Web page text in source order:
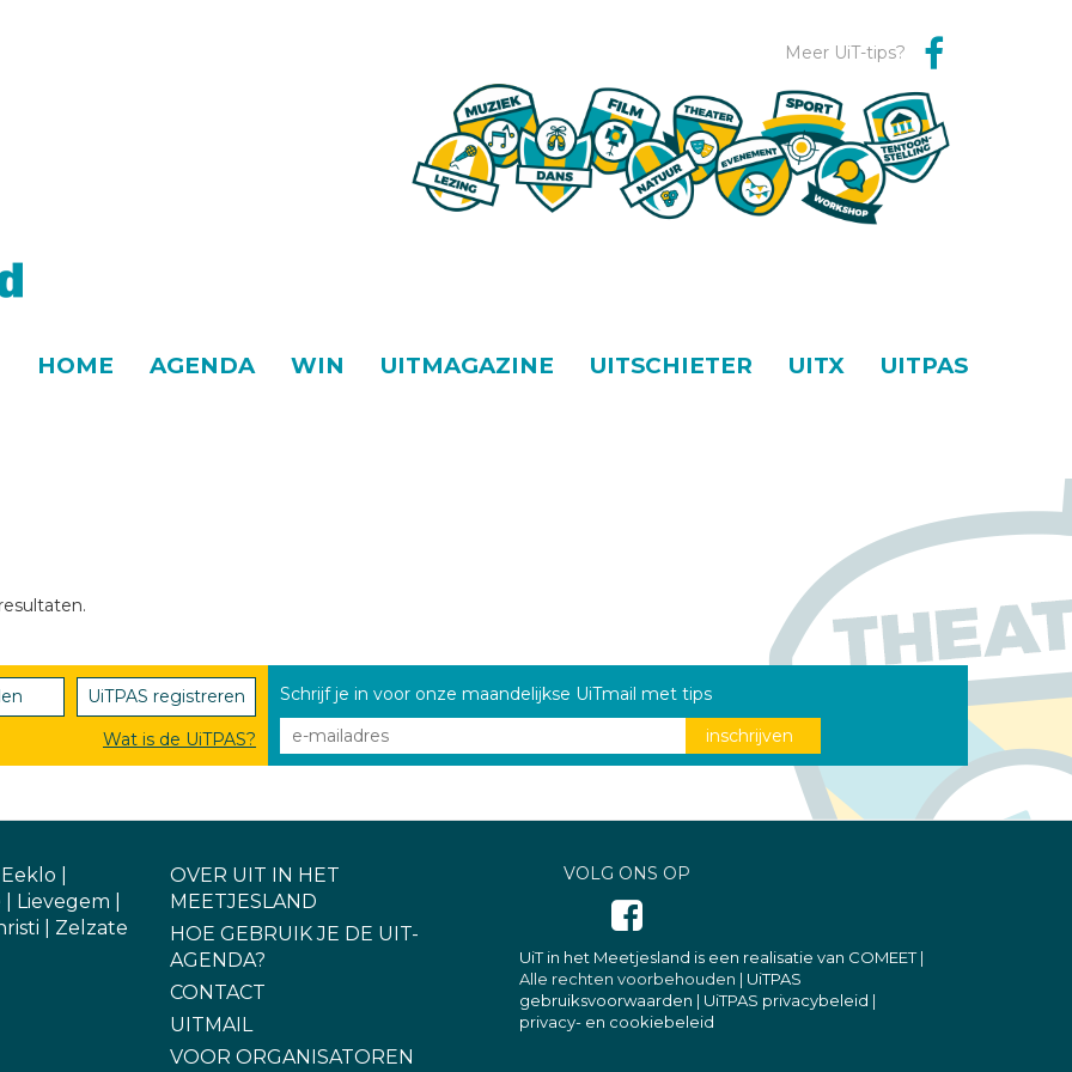
Meer UiT-tips?
HOME AGENDA WIN UITMAGAZINE UITSCHIETER UITX UITPAS
UiTPAS registreren
Wat is de UiTPAS?
Schrijf je in voor onze maandelijkse UiTmail met tips
Eeklo
Lievegem
Zelzate
OVER UIT IN HET
MEETJESLAND
HOE GEBRUIK JE DE UIT-
AGENDA?
CONTACT
UITMAIL
VOOR ORGANISATOREN
VOLG ONS OP
UiT in het Meetjesland is een realisatie van COMEET|
Alle rechten voorbehouden | UiTPAS
gebruiksvoorwaarden | UiTPAS privacybeleid |
privacy- en cookiebeleid